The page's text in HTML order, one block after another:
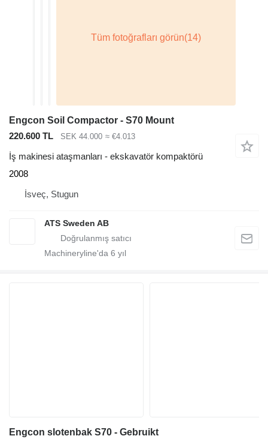
Engcon Soil Compactor - S70 Mount
220.600 TL
SEK 44.000 ≈ €4.013
İş makinesi ataşmanları - ekskavatör kompaktörü
2008
İsveç, Stugun
ATS Sweden AB
Machineryline'da 6 yıl
Engcon slotenbak S70 - Gebruikt